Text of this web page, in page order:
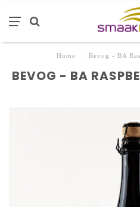
Home Bevog - BA
BEVOG - BA